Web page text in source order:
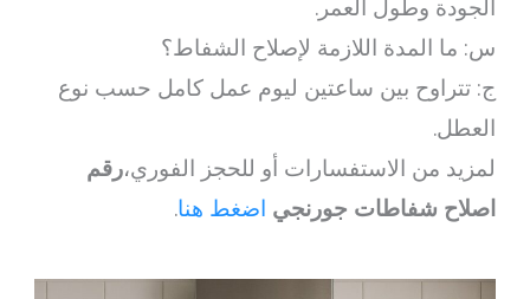
الجودة وطول العمر.
س: ما المدة اللازمة لإصلاح الشفاط؟
ج: تتراوح بين ساعتين ليوم عمل كامل حسب نوع
العطل.
لمزيد من الاستفسارات أو للحجز الفوري،رقم
اصلاح شفاطات جورنجي اضغط هنا.